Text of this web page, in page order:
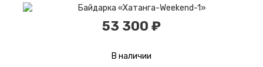
53 300 ₽
В наличии